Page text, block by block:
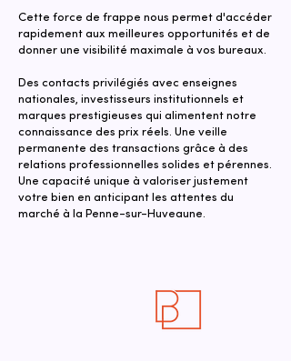
Cette force de frappe nous permet d'accéder
rapidement aux meilleures opportunités et de
donner une visibilité maximale à vos bureaux.
Des contacts privilégiés avec enseignes
nationales, investisseurs institutionnels et
marques prestigieuses qui alimentent notre
connaissance des prix réels. Une veille
permanente des transactions grâce à des
relations professionnelles solides et pérennes.
Une capacité unique à valoriser justement
votre bien en anticipant les attentes du
marché à la Penne-sur-Huveaune.